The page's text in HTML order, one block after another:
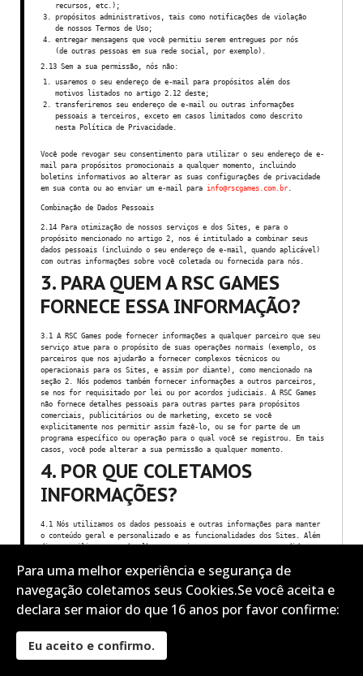
recursos, etc.);
propósitos administrativos, tais como notificações de violação
de nossos Termos de Uso;
entregar mensagens que você permitiu serem entregues por nós
(de outras pessoas em sua rede social, por exemplo).
2.13 Sem a sua permissão, nós não:
usaremos o seu endereço de e-mail para propósitos além dos
motivos listados no artigo 2.12 deste;
transferiremos seu endereço de e-mail ou outras informações
pessoais a terceiros, exceto em casos limitados como descrito
nesta Política de Privacidade.
Você pode revogar seu consentimento para utilizar o seu endereço de e-
mail para propósitos promocionais a qualquer momento, incluindo
boletins informativos ao alterar as suas configurações de privacidade
em sua conta ou ao enviar um e-mail para info@rscgames.com.br
Combinação de Dados Pessoais
2.14 Para otimização de nossos serviços e dos Sites, e para o
propósito mencionado no artigo 2, nos é intitulado a combinar seus
dados pessoais (incluindo o seu endereço de e-mail, quando aplicável)
com outras informações sobre você coletada ou fornecida para nós.
3. PARA QUEM A RSC GAMES
FORNECE ESSA INFORMAÇÃO?
3.1 A RSC Games pode fornecer informações a qualquer parceiro que seu
serviço atue para o propósito de suas operações normais (exemplo, os
parceiros que nos ajudarão a fornecer complexos técnicos ou
operacionais para os Sites, e assim por diante), como mencionado na
seção 2. Nós podemos também fornecer informações a outros parceiros,
se nos for requisitado por lei ou por acordos judiciais. A RSC Games
não fornece detalhes pessoais para outras partes para propósitos
comerciais, publicitários ou de marketing, exceto se você
explicitamente nos permitir assim fazê-lo, ou se for parte de um
programa específico ou operação para o qual você se registrou. Em tais
casos, você pode alterar a sua permissão a qualquer momento.
4. POR QUE COLETAMOS
INFORMAÇÕES?
4.1 Nós utilizamos os dados pessoais e outras informações para manter
o conteúdo geral e personalizado e as funcionalidades dos Sites. Além
disso, utilizamos os detalhes pessoais para acatar os seus pedidos, e
quando utilizar os sites e para os propósitos descritos em outras
partes desta Política de Privacidade. Nós podemos (entre outros)
utilizar as informações que nós temos de você:
Para fornecer acesso aos Sites e jogos e serviços associados, e
melhorar continuadamente seus recursos
Para guardar suas configurações de Sites, históricos de jogos e
fornecer conteúdo personalizado
Para fornecer serviços de atendimento ao cliente
Para uma melhor experiência e segurança de
navegação coletamos seus Cookies.Se você aceita e
declara ser maior do que 16 anos por favor confirme:
Eu aceito e confirmo.